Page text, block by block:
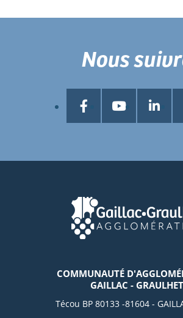
COMMUNAUTÉ
GAILLAC - GRAULHET
Técou BP 80133 -81604 -
Nous